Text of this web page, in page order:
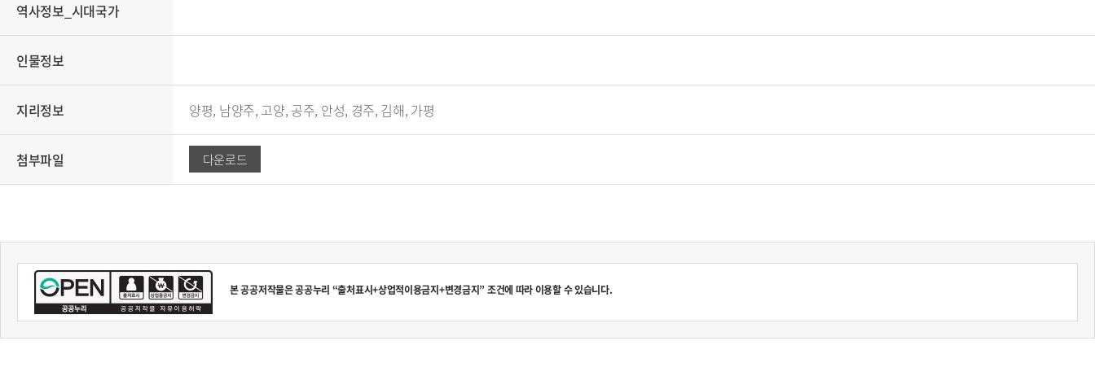
역사정보_시대국가
인물정보
지리정보 양평, 남양주, 고양, 공주, 안성, 경주, 김해, 가평
첨부파일 다운로드
본 공공저작물은 공공누리 “출처표시+상업적이용금지+변경금지” 조건에 따라 이용할 수 있습니다.